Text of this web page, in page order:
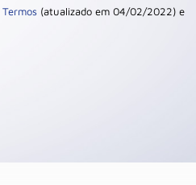
Termos (atualizado em 04/02/2022) e